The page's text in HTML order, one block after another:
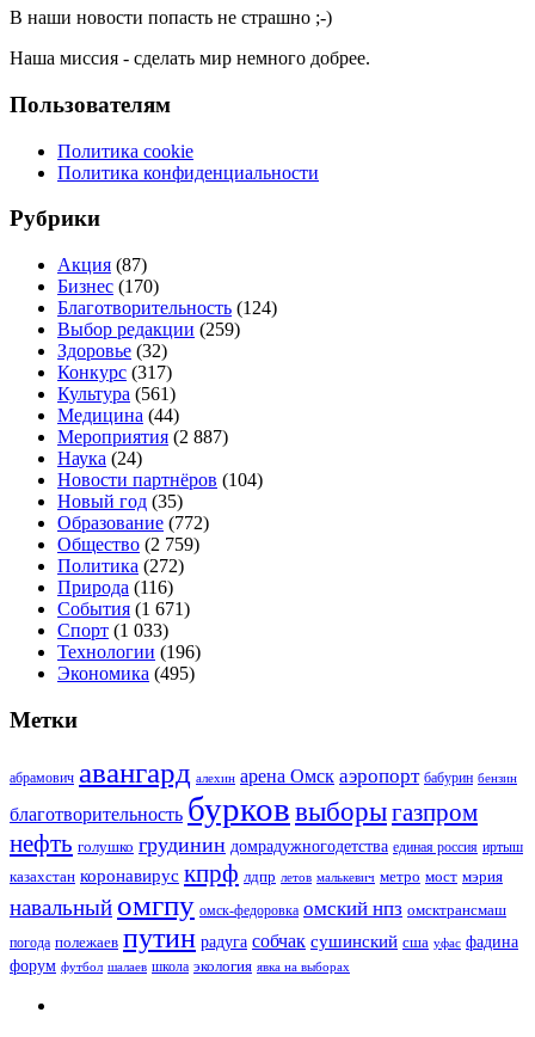
В наши новости попасть не страшно ;-)
Наша миссия - сделать мир немного добрее.
Пользователям
Политика cookie
Политика конфиденциальности
Рубрики
Акция (87)
Бизнес (170)
Благотворительность (124)
Выбор редакции (259)
Здоровье (32)
Конкурс (317)
Культура (561)
Медицина (44)
Мероприятия (2 887)
Наука (24)
Новости партнёров (104)
Новый год (35)
Образование (772)
Общество (2 759)
Политика (272)
Природа (116)
События (1 671)
Спорт (1 033)
Технологии (196)
Экономика (495)
Метки
абрамович авангард алехин арена Омск аэропорт бабурин бензин
благотворительность бурков выборыгазпром
нефть голушко грудинин домрадужногодетства единая россия иртыш
казахстан коронавирус кпрф лдпр летов малькевич метро мост мэрия
навальный омгпу омск-федоровка омский нпз омсктрансмаш
погода полежаев путин радуга собчак сушинский сша уфас фадина
форум футбол шалаев школа экология явка на выборах